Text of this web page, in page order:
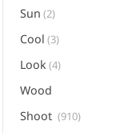
Sun (2)
Cool (3)
Look(4)
Wood
Shoot (910)